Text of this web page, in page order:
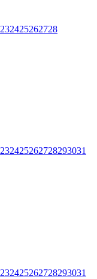
232425262728
232425262728293031
232425262728293031